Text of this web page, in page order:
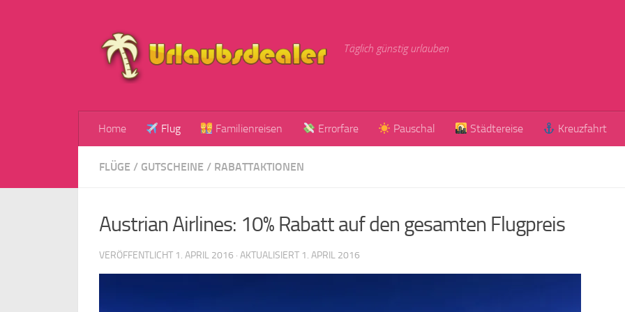
Täglich günstig urlauben
Home Flug Familienreisen Errorfare Pauschal Städtereise Kreuzfahrt
FLÜGE / GUTSCHEINE / RABATTAKTIONEN
Austrian Airlines: 10% Rabatt auf den gesamten Flugpreis
VERÖFFENTLICHT 1. APRIL 2016 · AKTUALISIERT 1. APRIL 2016